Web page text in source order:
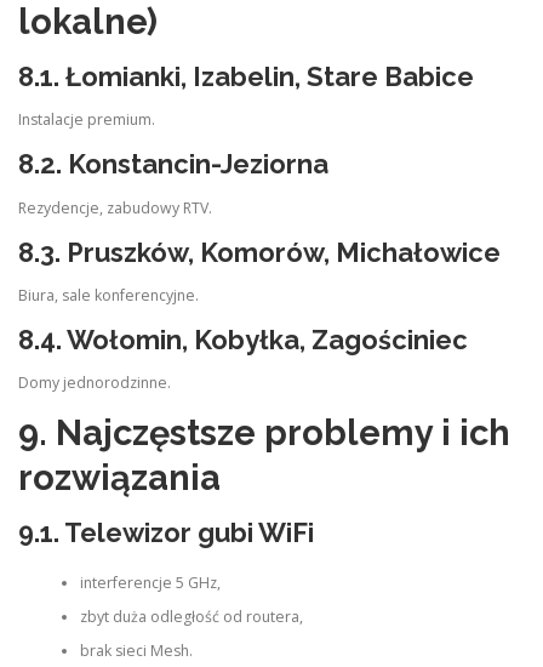
lokalne)
8.1. Łomianki, Izabelin, Stare Babice
Instalacje premium.
8.2. Konstancin-Jeziorna
Rezydencje, zabudowy RTV.
8.3. Pruszków, Komorów, Michałowice
Biura, sale konferencyjne.
8.4. Wołomin, Kobyłka, Zagościniec
Domy jednorodzinne.
9. Najczęstsze problemy i ich
rozwiązania
9.1. Telewizor gubi WiFi
interferencje 5 GHz,
zbyt duża odległość od routera,
brak sieci Mesh.